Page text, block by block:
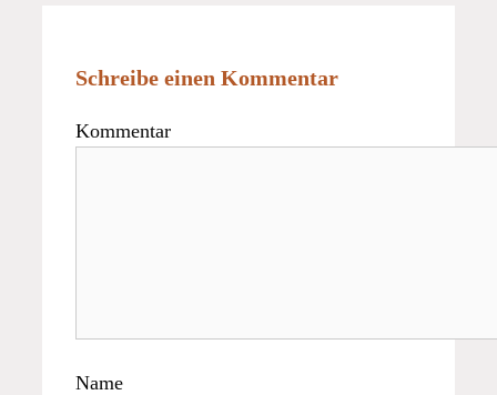
Schreibe einen Kommentar
Kommentar
Name